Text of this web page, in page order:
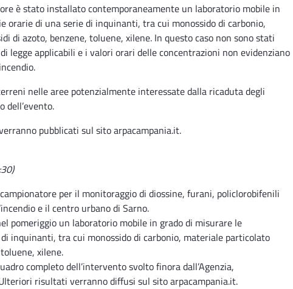
è stato installato contemporaneamente un laboratorio mobile in
orarie di una serie di inquinanti, tra cui monossido di carbonio,
di azoto, benzene, toluene, xilene. In questo caso non sono stati
legge applicabili e i valori orari delle concentrazioni non evidenziano
nelle aree potenzialmente interessate dalla ricaduta degli
dell’evento.
pubblicati sul sito arpacampania.it.
per il monitoraggio di diossine, furani, policlorobifenili
e il centro urbano di Sarno.
pomeriggio un laboratorio mobile in grado di misurare le
inquinanti, tra cui monossido di carbonio, materiale particolato
xilene.
completo dell’intervento svolto finora dall’Agenzia,
risultati verranno diffusi sul sito arpacampania.it.